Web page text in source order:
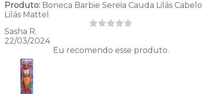
Produto:Boneca Barbie Sereia Cauda Lilás Cabelo
Lilás Mattel
Sasha R.
22/03/2024
Eu recomendo esse produto.